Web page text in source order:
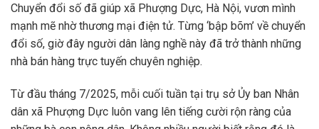
Chuyển đổi số đã giúp xã Phượng Dực, Hà Nội, vươn mình
mạnh mẽ nhờ thương mại điện tử. Từng ‘bập bõm’ về chuyển
đổi số, giờ đây người dân làng nghề này đã trở thành những
nhà bán hàng trực tuyến chuyên nghiệp.
Từ đầu tháng 7/2025, mỗi cuối tuần tại trụ sở Ủy ban Nhân
dân xã Phượng Dực luôn vang lên tiếng cười rộn ràng của